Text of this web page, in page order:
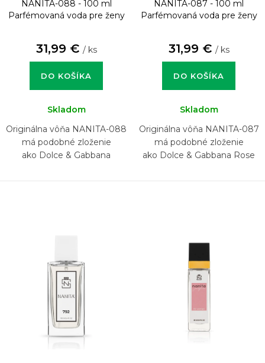
NANITA-088 - 100 ml
Parfémovaná voda pre ženy
31,99 € / ks
DO KOŠÍKA
Skladom
Originálna vôňa NANITA-088
má podobné zloženie
ako Dolce & Gabbana
NANITA-087 - 100 ml
Parfémovaná voda pre ženy
31,99 € / ks
DO KOŠÍKA
Skladom
Originálna vôňa NANITA-087
má podobné zloženie
ako Dolce & Gabbana Rose